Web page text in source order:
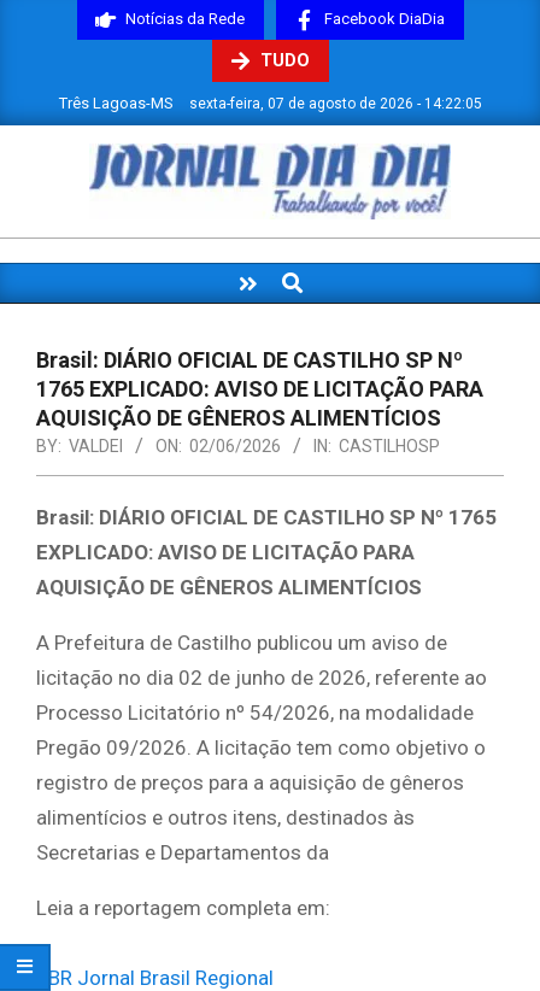
Notícias da Rede Facebook DiaDia
TUDO
Três Lagoas-MS sexta-feira, 07 de agosto de 2026 - 14:22:06
JORNAL
DIADIA
Navigation
Search
Brasil: DIÁRIO OFICIAL DE CASTILHO SP Nº
1765 EXPLICADO: AVISO DE LICITAÇÃO PARA
AQUISIÇÃO DE GÊNEROS ALIMENTÍCIOS
BY: VALDEI ON: 02/06/2026 IN: CASTILHOSP
Brasil: DIÁRIO OFICIAL DE CASTILHO SP Nº 1765
EXPLICADO: AVISO DE LICITAÇÃO PARA
AQUISIÇÃO DE GÊNEROS ALIMENTÍCIOS
A Prefeitura de Castilho publicou um aviso de
licitação no dia 02 de junho de 2026, referente ao
Processo Licitatório nº 54/2026, na modalidade
Pregão 09/2026. A licitação tem como objetivo o
registro de preços para a aquisição de gêneros
alimentícios e outros itens, destinados às
Secretarias e Departamentos da
Leia a reportagem completa em:
JBR Jornal Brasil Regional